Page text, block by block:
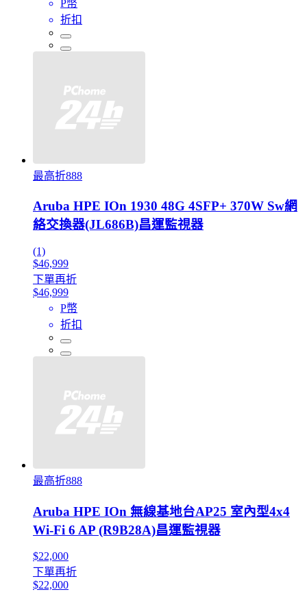
P幣
折扣
最高折888
Aruba HPE IOn 1930 48G 4SFP+ 370W Sw網
絡交換器(JL686B)昌運監視器
(1)
$46,999
下單再折
$46,999
P幣
折扣
最高折888
Aruba HPE IOn 無線基地台AP25 室內型4x4
Wi-Fi 6 AP (R9B28A)昌運監視器
$22,000
下單再折
$22,000